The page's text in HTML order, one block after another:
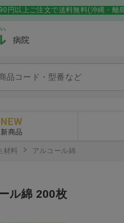
円以上ご注文で送料無料(沖縄・離
病院
NEW
新商品
材料 アルコール綿
ル綿 200枚